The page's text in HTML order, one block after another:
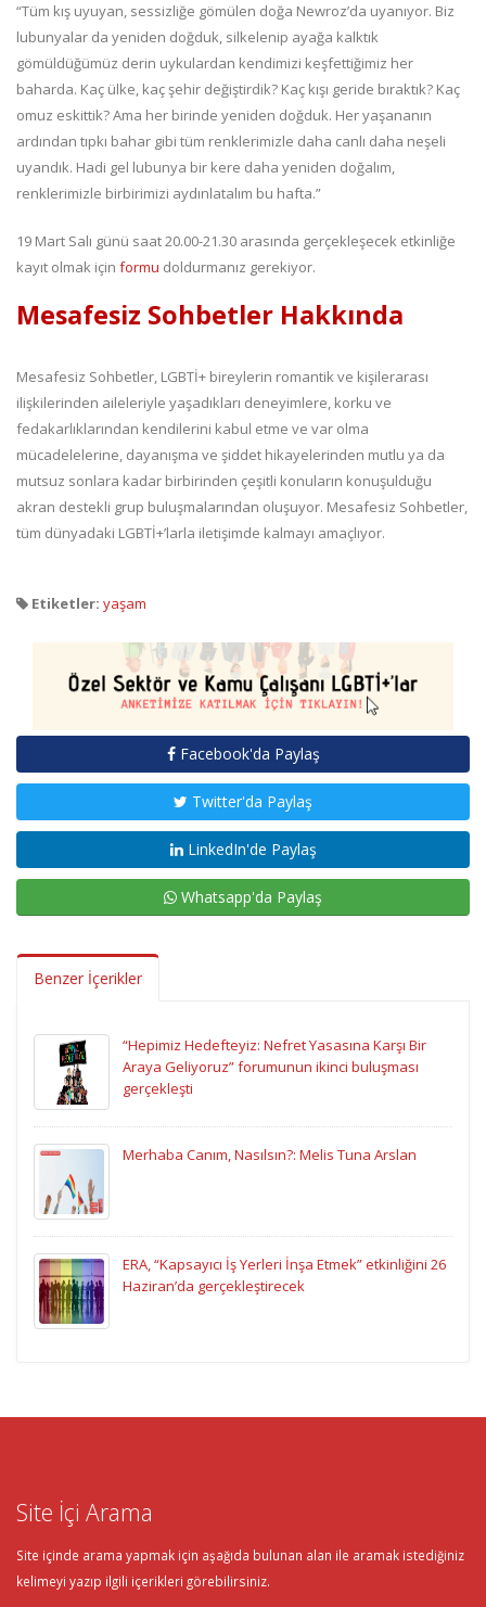
“Tüm kış uyuyan, sessizliğe gömülen doğa Newroz’da uyanıyor. Biz
lubunyalar da yeniden doğduk, silkelenip ayağa kalktık
gömüldüğümüz derin uykulardan kendimizi keşfettiğimiz her
baharda. Kaç ülke, kaç şehir değiştirdik? Kaç kışı geride bıraktık? Kaç
omuz eskittik? Ama her birinde yeniden doğduk. Her yaşananın
ardından tıpkı bahar gibi tüm renklerimizle daha canlı daha neşeli
uyandık. Hadi gel lubunya bir kere daha yeniden doğalım,
renklerimizle birbirimizi aydınlatalım bu hafta.”
19 Mart Salı günü saat 20.00-21.30 arasında gerçekleşecek etkinliğe
kayıt olmak için formu doldurmanız gerekiyor.
Mesafesiz Sohbetler Hakkında
Mesafesiz Sohbetler, LGBTİ+ bireylerin romantik ve kişilerarası
ilişkilerinden aileleriyle yaşadıkları deneyimlere, korku ve
fedakarlıklarından kendilerini kabul etme ve var olma
mücadelelerine, dayanışma ve şiddet hikayelerinden mutlu ya da
mutsuz sonlara kadar birbirinden çeşitli konuların konuşulduğu
akran destekli grup buluşmalarından oluşuyor. Mesafesiz Sohbetler,
tüm dünyadaki LGBTİ+’larla iletişimde kalmayı amaçlıyor.
Etiketler: yaşam
Facebook'da Paylaş
Twitter'da Paylaş
LinkedIn'de Paylaş
Whatsapp'da Paylaş
Benzer İçerikler
“Hepimiz Hedefteyiz: Nefret Yasasına Karşı Bir
Araya Geliyoruz” forumunun ikinci buluşması
gerçekleşti
Merhaba Canım, Nasılsın?: Melis Tuna Arslan
ERA, “Kapsayıcı İş Yerleri İnşa Etmek” etkinliğini 26
Haziran’da gerçekleştirecek
Site İçi Arama
Site içinde arama yapmak için aşağıda bulunan alan ile aramak istediğiniz
kelimeyi yazıp ilgili içerikleri görebilirsiniz.